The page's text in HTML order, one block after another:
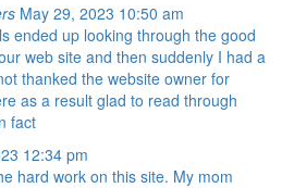
May 29, 2023 10:50 am
ended up looking through the good
web site and then suddenly I had a
thanked the website owner for
as a result glad to read through
fact
12:34 pm
hard work on this site. My mom